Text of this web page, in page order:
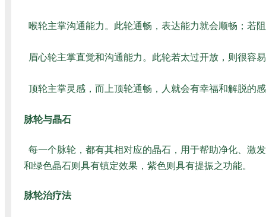
喉轮主掌沟通能力。此轮通畅，表达能力就会顺畅；若
眉心轮主掌直觉和沟通能力。此轮若太过开放，则很容
顶轮主掌灵感，而上顶轮通畅，人就会有幸福和解脱的
脉轮与晶石
每一个脉轮，都有其相对应的晶石，用于帮助净化、激
和绿色晶石则具有镇定效果，紫色则具有提振之功能。
脉轮治疗法